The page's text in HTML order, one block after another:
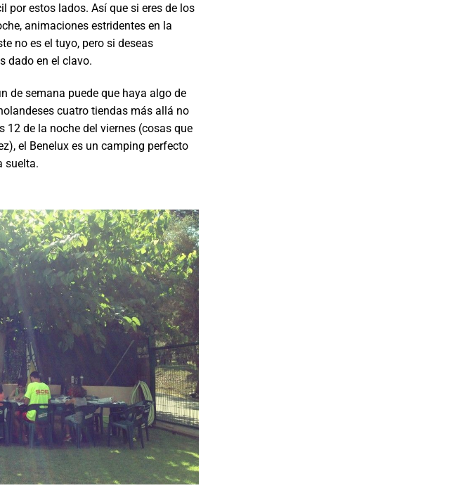
por estos lados. Así que si eres de los
animaciones estridentes en la
no es el tuyo, pero si deseas
dado en el clavo.
de semana puede que haya algo de
cuatro tiendas más allá no
12 de la noche del viernes (cosas que
el Benelux es un camping perfecto
suelta.